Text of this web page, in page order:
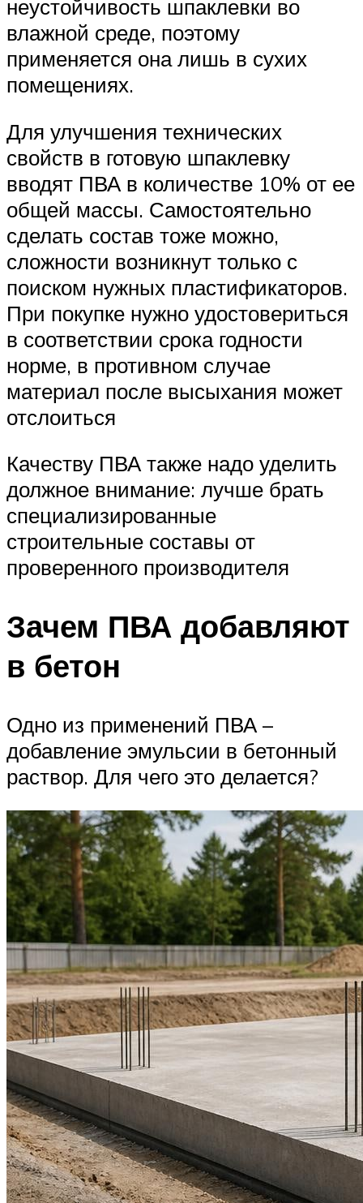
неустойчивость шпаклевки во
влажной среде, поэтому
применяется она лишь в сухих
помещениях.
Для улучшения технических
свойств в готовую шпаклевку
вводят ПВА в количестве 10% от ее
общей массы. Самостоятельно
сделать состав тоже можно,
сложности возникнут только с
поиском нужных пластификаторов.
При покупке нужно удостовериться
в соответствии срока годности
норме, в противном случае
материал после высыхания может
отслоиться
Качеству ПВА также надо уделить
должное внимание: лучше брать
специализированные
строительные составы от
проверенного производителя
Зачем ПВА добавляют
в бетон
Одно из применений ПВА –
добавление эмульсии в бетонный
раствор. Для чего это делается?